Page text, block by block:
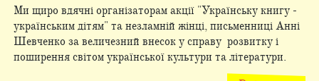
Ми щиро вдячні організаторам акції "Українську книгу -
українським дітям" та незламній жінці, письменниці Анні
Шевченко за величезний внесок у справу розвитку і
поширення світом української культури та літератури.